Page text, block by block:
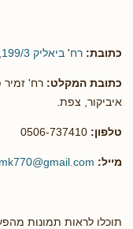
כתובת: רח' ביאליק 199/3
כתובת המקלט: רח' זמיר
איביקור, צפת.
טלפון:
מייל:
תוכלו לראות תמונות